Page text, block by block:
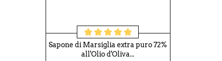
Sapone di Marsiglia extra puro 72%
all'Olio d'Oliva...